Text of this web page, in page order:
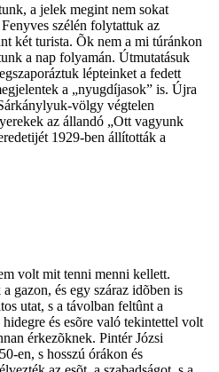
a jelek megint nem sokat
szélén folytattuk az
két turista. Õk nem a mi túránkon
a nap folyamán. Útmutatásuk
lépteinket a fedett
a „nyugdíjasok” is. Újra
völgy végtelen
az állandó „Ott vagyunk
1929-ben állították a
volt mit tenni menni kellett.
gazon, és egy száraz idõben is
utat, s a távolban feltûnt a
és esõre való tekintettel volt
érkezõknek. Pintér Józsi
en, s hosszú órákon és